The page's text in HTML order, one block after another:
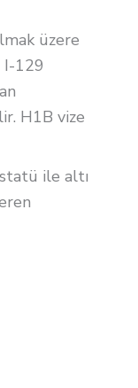
üzere
I-129
H1B vize
ile altı